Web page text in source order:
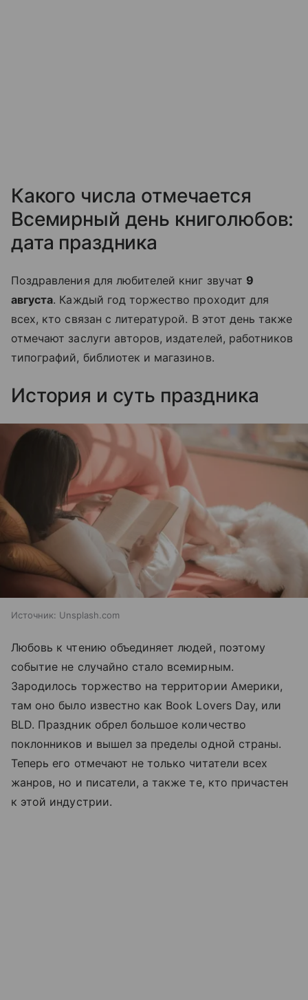
Какого числа отмечается
Всемирный день книголюбов:
дата праздника
Поздравления для любителей книг звучат 9
августа. Каждый год торжество проходит для
всех, кто связан с литературой. В этот день также
отмечают заслуги авторов, издателей, работников
типографий, библиотек и магазинов.
История и суть праздника
Источник: Unsplash.com
Любовь к чтению объединяет людей, поэтому
событие не случайно стало всемирным.
Зародилось торжество на территории Америки,
там оно было известно как Book Lovers Day, или
BLD. Праздник обрел большое количество
поклонников и вышел за пределы одной страны.
Теперь его отмечают не только читатели всех
жанров, но и писатели, а также те, кто причастен
к этой индустрии.